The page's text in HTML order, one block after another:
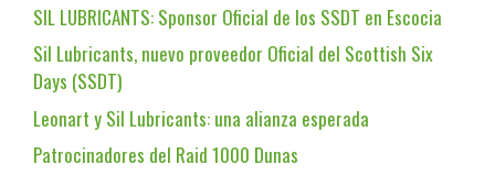
SIL LUBRICANTS: Sponsor Oficial de los SSDT en Escocia
Sil Lubricants, nuevo proveedor Oficial del Scottish Six
Days (SSDT)
Leonart y Sil Lubricants: una alianza esperada
Patrocinadores del Raid 1000 Dunas